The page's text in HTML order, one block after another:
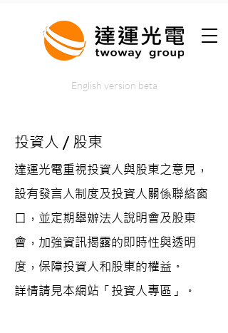
English version beta
投資人 / 股東
達運光電重視投資人與股東之意見，
設有發言人制度及投資人關係聯絡窗
口，並定期舉辦法人說明會及股東
會，加強資訊揭露的即時性與透明
度，保障投資人和股東的權益。
詳情請見本網站「投資人專區」。